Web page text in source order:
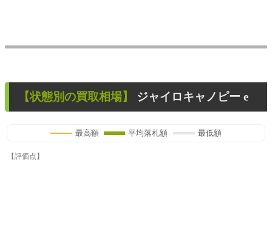
【状態別の買取相場】 ジャイロキャノピー e
最高額 平均落札額 最低額
【評価点】